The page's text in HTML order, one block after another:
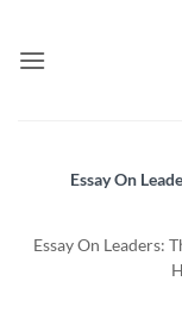
contenu
Essay On
Essay On Leaders: